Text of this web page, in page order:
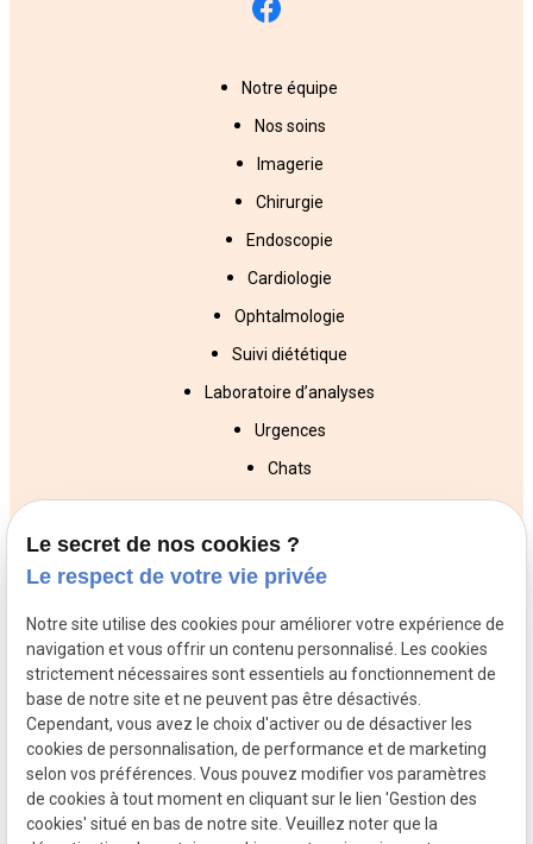
Notre équipe
Nos soins
Imagerie
Chirurgie
Endoscopie
Cardiologie
Ophtalmologie
Suivi diététique
Laboratoire d’analyses
Urgences
Chats
Chiens
NAC
Trappes
Poissy
Conflans St
Honorine
Veterinaires
Orgeval
Veterinaires
Rueil
Malmaison
Veterinaires
Versailles
SIRET :
Mentions
Politique de
Le secret de nos cookies ?
Le respect de votre vie privée
Notre site utilise des cookies pour améliorer votre expérience de
navigation et vous offrir un contenu personnalisé. Les cookies
strictement nécessaires sont essentiels au fonctionnement de
base de notre site et ne peuvent pas être désactivés.
Cependant, vous avez le choix d'activer ou de désactiver les
cookies de personnalisation, de performance et de marketing
selon vos préférences. Vous pouvez modifier vos paramètres
de cookies à tout moment en cliquant sur le lien 'Gestion des
cookies' situé en bas de notre site. Veuillez noter que la